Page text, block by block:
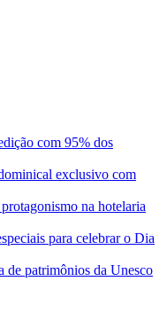
com 95% dos
exclusivo com
na hotelaria
para celebrar o Dia
de patrimônios da Unesco